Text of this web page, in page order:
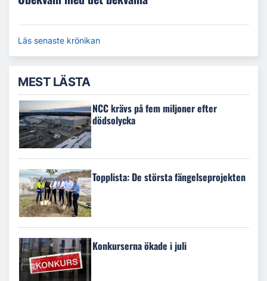
Läs senaste krönikan
MEST LÄSTA
NCC krävs på fem miljoner efter
dödsolycka
Topplista: De största fängelseprojekten
Konkurserna ökade i juli